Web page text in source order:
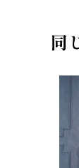
同